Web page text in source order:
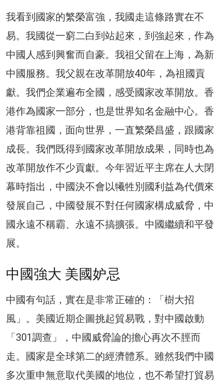
我看到國家的繁榮富強，我國走這條路實在不
易。我國從一窮二白到站起來，到強起來，作為
中國人感到興奮而自豪。我祖父留在上海，為新
中國服務。我父親在改革開放40年，為祖國貢
獻。我們企業遍布全國，感受國家改革開放。香
港作為國家一部分，也是世界知名金融中心。香
港背靠祖國，面向世界，一直繁榮昌盛，跟國家
成長。我們既得到國家改革開放成果，同時也為
改革開放作不少貢獻。今年習近平主席在人大閉
幕時指出，中國決不會以犧牲別國利益為代價來
發展自己，中國發展不對任何國家構成威脅，中
國永遠不稱霸、永遠不搞擴張。中國繼續和平發
展。
中國強大 美國妒忌
中國有句話，實在是非常正確的：「樹大招
風」。美國近期企圖挑起貿易戰，對中國啟動
「301調查」，中國威脅論的擔心再次不脛而
走。國家是全球第二的經濟體系。雖然我們中國
多次重申無意取代美國的地位，也不希望打貿易